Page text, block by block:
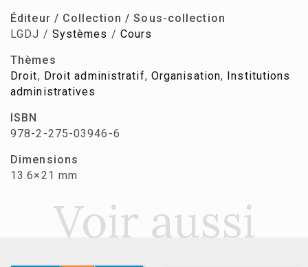
Éditeur / Collection / Sous-collection
LGDJ / Systèmes / Cours
Thèmes
Droit, Droit administratif, Organisation,
Institutions
administratives
ISBN
978-2-275-03946-6
Dimensions
13.6×21 mm
Voir aussi